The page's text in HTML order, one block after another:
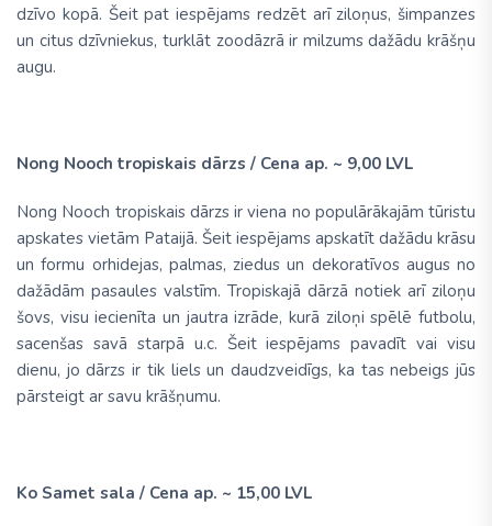
dzīvo kopā. Šeit pat iespējams redzēt arī ziloņus, šimpanzes
un citus dzīvniekus, turklāt zoodāzrā ir milzums dažādu krāšņu
augu.
Nong Nooch tropiskais dārzs / Cena ap. ~ 9,00 LVL
Nong Nooch tropiskais dārzs ir viena no populārākajām tūristu
apskates vietām Pataijā. Šeit iespējams apskatīt dažādu krāsu
un formu orhidejas, palmas, ziedus un dekoratīvos augus no
dažādām pasaules valstīm. Tropiskajā dārzā notiek arī ziloņu
šovs, visu iecienīta un jautra izrāde, kurā ziloņi spēlē futbolu,
sacenšas savā starpā u.c. Šeit iespējams pavadīt vai visu
dienu, jo dārzs ir tik liels un daudzveidīgs, ka tas nebeigs jūs
pārsteigt ar savu krāšņumu.
Ko Samet sala / Cena ap. ~ 15,00 LVL